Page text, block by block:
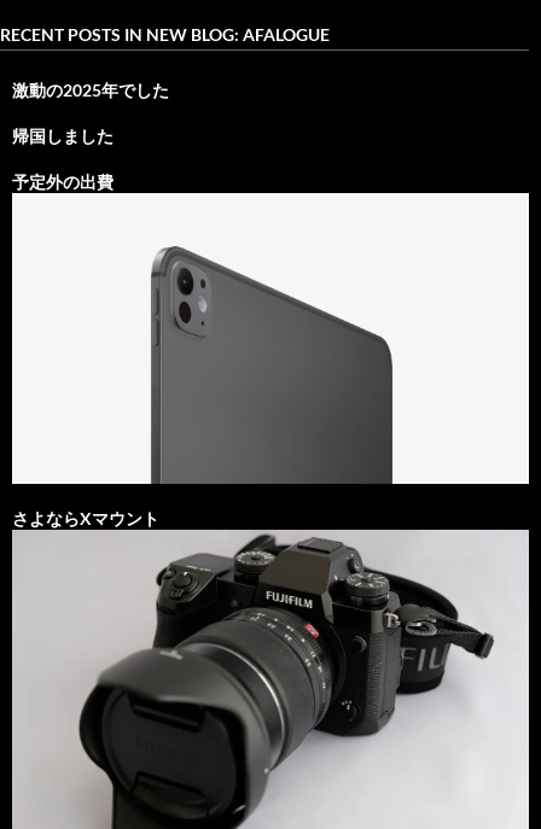
RECENT POSTS IN NEW BLOG: AFALOGUE
激動の2025年でした
帰国しました
予定外の出費
さよならXマウント